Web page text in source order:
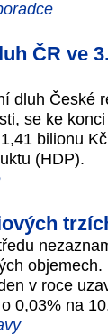
ČR ve
dluh České
se ke
bilionu
(HDP).
v roce
o 0,03% na